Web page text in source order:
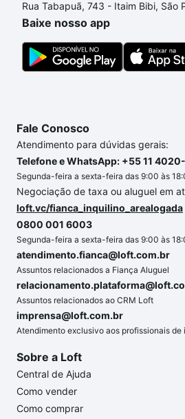
processo de compra, veja em
custa comprar um apartamento
gente para comprar o imóvel
segurança e conforto. Loft,
Rua Tabapuã, 743 - Itaim Bibi, São
Baixe nosso app
Fale Conosco
Atendimento para dúvidas gerais:
Telefone e WhatsApp: +55 11
Segunda-feira a sexta-feira das 9:00 às
Negociação de taxa ou aluguel em
loft.vc/fianca_inquilino_arealogada
0800 001 6003
Segunda-feira a sexta-feira das 9:00 às
atendimento.fianca@loft.com.br
Assuntos relacionados a Fiança Aluguel
Assuntos relacionados ao CRM Loft
imprensa@loft.com.br
Atendimento exclusivo aos profissionais de
Sobre a Loft
Central de Ajuda
Como vender
Como comprar